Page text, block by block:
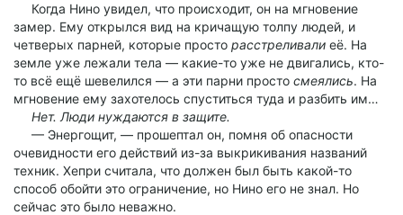
Когда Нино увидел, что происходит, он на мгновение
замер. Ему открылся вид на кричащую толпу людей, и
четверых парней, которые просто расстреливали её. На
земле уже лежали тела — какие-то уже не двигались, кто-
то всё ещё шевелился — а эти парни просто смеялись. На
мгновение ему захотелось спуститься туда и разбить им…
Нет. Люди нуждаются в защите.
— Энергощит, — прошептал он, помня об опасности
очевидности его действий из-за выкрикивания названий
техник. Хепри считала, что должен был быть какой-то
способ обойти это ограничение, но Нино его не знал. Но
сейчас это было неважно.